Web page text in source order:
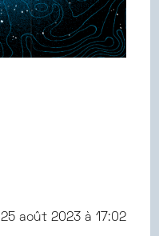
25 août 2023 à 17:02